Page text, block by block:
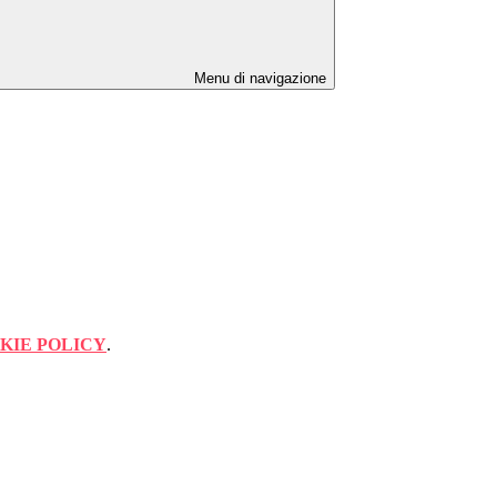
Menu di navigazione
POLICY.